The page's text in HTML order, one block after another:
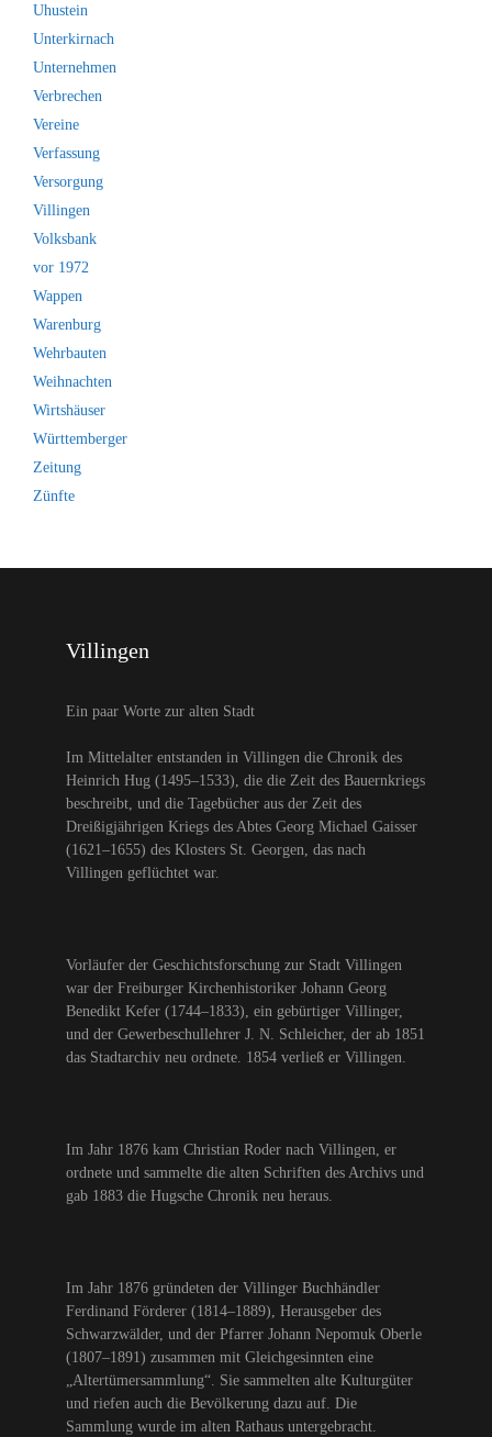
Uhustein
Unterkirnach
Unternehmen
Verbrechen
Vereine
Verfassung
Versorgung
Villingen
Volksbank
vor 1972
Wappen
Warenburg
Wehrbauten
Weihnachten
Wirtshäuser
Württemberger
Zeitung
Zünfte
Villingen
Ein paar Worte zur alten Stadt
Im Mittelalter entstanden in Villingen die Chronik des
Heinrich Hug (1495–1533), die die Zeit des Bauernkriegs
beschreibt, und die Tagebücher aus der Zeit des
Dreißigjährigen Kriegs des Abtes Georg Michael Gaisser
(1621–1655) des Klosters St. Georgen, das nach
Villingen geflüchtet war.
Vorläufer der Geschichtsforschung zur Stadt Villingen
war der Freiburger Kirchenhistoriker Johann Georg
Benedikt Kefer (1744–1833), ein gebürtiger Villinger,
und der Gewerbeschullehrer J. N. Schleicher, der ab 1851
das Stadtarchiv neu ordnete. 1854 verließ er Villingen.
Im Jahr 1876 kam Christian Roder nach Villingen, er
ordnete und sammelte die alten Schriften des Archivs und
gab 1883 die Hugsche Chronik neu heraus.
Im Jahr 1876 gründeten der Villinger Buchhändler
Ferdinand Förderer (1814–1889), Herausgeber des
Schwarzwälder, und der Pfarrer Johann Nepomuk Oberle
(1807–1891) zusammen mit Gleichgesinnten eine
„Altertümersammlung“. Sie sammelten alte Kulturgüter
und riefen auch die Bevölkerung dazu auf. Die
Sammlung wurde im alten Rathaus untergebracht.